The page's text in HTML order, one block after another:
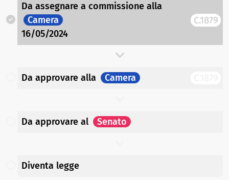
Da assegnare a commissione alla
Camera
16/05/2024
C.1879
Da approvare alla Camera
Da approvare al Senato
Diventa legge